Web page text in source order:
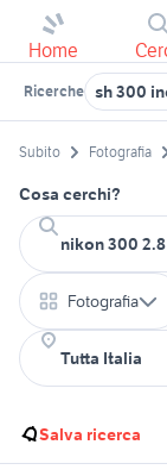
Home
Ricerche sh 300
Subito Fotografia
Cosa cerchi?
Fotografia
Salva ricerca